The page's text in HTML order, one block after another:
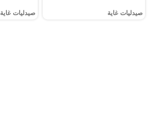
صيدليات غاية صيدليات غاية